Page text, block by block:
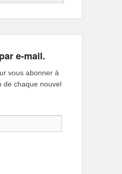
e-mail.
vous abonner à
de chaque nouvel